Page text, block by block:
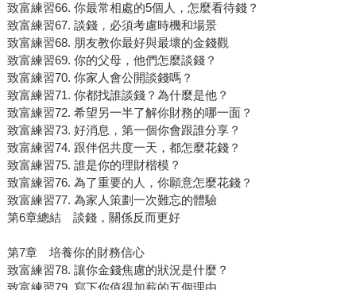
致富練習66. 你最常相處的5個人，怎麼看待錢？
致富練習67. 談錢，必須考慮時機和場景
致富練習68. 朋友教你最好與最壞的金錢觀
致富練習69. 你的父母，他們怎麼談錢？
致富練習70. 你家人會公開談錢嗎？
致富練習71. 你都找誰談錢？為什麼是他？
致富練習72. 希望另一半了解你財務的哪一面？
致富練習73. 好消息，第一個你會跟誰分享？
致富練習74. 跟伴侶共度一天，都怎麼花錢？
致富練習75. 誰是你的理財楷模？
致富練習76. 為了重要的人，你願意怎麼花錢？
致富練習77. 為家人策劃一次難忘的體驗
第6章總結 談錢，關係反而更好
第7章 培養你的財務信心
致富練習78. 讓你金錢焦慮的狀況是什麼？
致富練習79. 寫下你值得加薪的五個理由